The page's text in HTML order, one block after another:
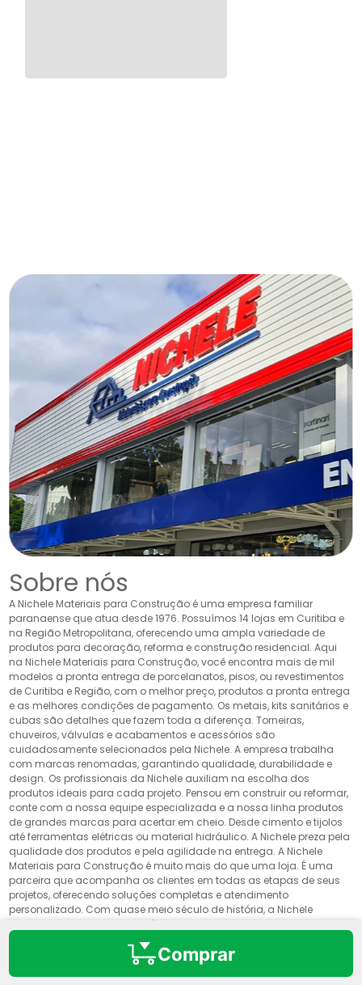
Comprar
Sobre nós
A Nichele Materiais para Construção é uma empresa familiar
paranaense que atua desde 1976. Possuímos 14 lojas em Curitiba e
na Região Metropolitana, oferecendo uma ampla variedade de
produtos para decoração, reforma e construção residencial. Aqui
na Nichele Materiais para Construção, você encontra mais de mil
modelos a pronta entrega de porcelanatos, pisos, ou revestimentos
de Curitiba e Região, com o melhor preço, produtos a pronta entrega
e as melhores condições de pagamento. Os metais, kits sanitários e
cubas são detalhes que fazem toda a diferença. Torneiras,
chuveiros, válvulas e acabamentos e acessórios são
cuidadosamente selecionados pela Nichele. A empresa trabalha
com marcas renomadas, garantindo qualidade, durabilidade e
design. Os profissionais da Nichele auxiliam na escolha dos
produtos ideais para cada projeto. Pensou em construir ou reformar,
conte com a nossa equipe especializada e a nossa linha produtos
de grandes marcas para acertar em cheio. Desde cimento e tijolos
até ferramentas elétricas ou material hidráulico. A Nichele preza pela
qualidade dos produtos e pela agilidade na entrega. A Nichele
Materiais para Construção é muito mais do que uma loja. É uma
parceira que acompanha os clientes em todas as etapas de seus
projetos, oferecendo soluções completas e atendimento
personalizado. Com quase meio século de história, a Nichele
continua a construir laços sólidos com seus clientes. Compre no
Site, no Whats ou em uma das 14 lojas Nichele Materiais para